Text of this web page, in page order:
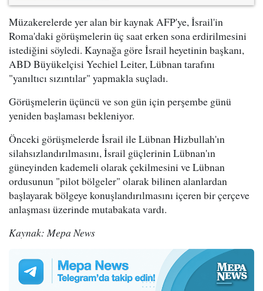
Müzakerelerde yer alan bir kaynak AFP'ye, İsrail'in
Roma'daki görüşmelerin üç saat erken sona erdirilmesini
istediğini söyledi. Kaynağa göre İsrail heyetinin başkanı,
ABD Büyükelçisi Yechiel Leiter, Lübnan tarafını
"yanıltıcı sızıntılar" yapmakla suçladı.
Görüşmelerin üçüncü ve son gün için perşembe günü
yeniden başlaması bekleniyor.
Önceki görüşmelerde İsrail ile Lübnan Hizbullah'ın
silahsızlandırılmasını, İsrail güçlerinin Lübnan'ın
güneyinden kademeli olarak çekilmesini ve Lübnan
ordusunun "pilot bölgeler" olarak bilinen alanlardan
başlayarak bölgeye konuşlandırılmasını içeren bir çerçeve
anlaşması üzerinde mutabakata vardı.
Kaynak: Mepa News